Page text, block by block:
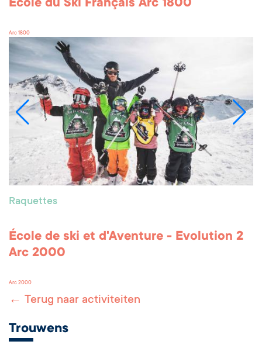
Ecole du Ski Français Arc 1800
Arc 1800
Raquettes
École de ski et d'Aventure - Evolution 2
Arc 2000
Arc 2000
← Terug naar activiteiten
Trouwens